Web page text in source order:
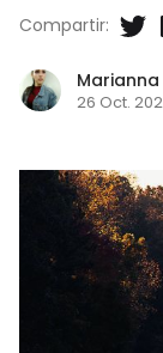
26 Oct.
Compartir: